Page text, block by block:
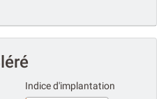
Indice d'implantation